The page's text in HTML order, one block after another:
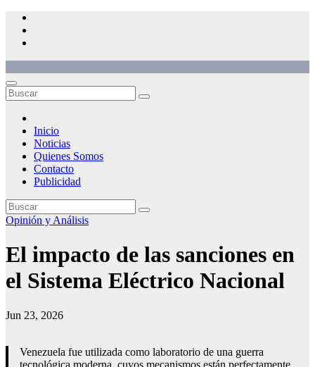
Saltar
contenido
Inicio
Noticias
Quienes Somos
Contacto
Publicidad
Opinión y Análisis
El impacto de las sanciones en
el Sistema Eléctrico Nacional
Jun 23, 2026
Venezuela fue utilizada como laboratorio de una guerra
tecnológica moderna, cuyos mecanismos están perfectamente